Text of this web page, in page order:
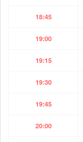
18:45
19:00
19:15
19:30
19:45
20:00